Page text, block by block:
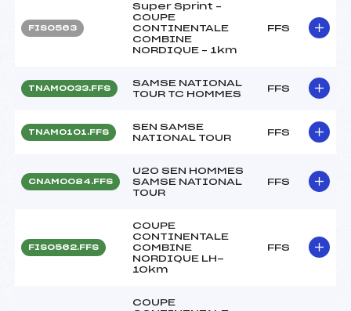
FIS0563
Super Sprint –
COUPE
CONTINENTALE
COMBINE
NORDIQUE – 1km
FFS
TNAM0033.FFS
SAMSE NATIONAL
TOUR TC HOMMES
FFS
TNAM0101.FFS
SEN SAMSE
NATIONAL TOUR
FFS
CNAM0084.FFS
U20 SEN HOMMES
SAMSE NATIONAL
TOUR
FFS
FIS0562.FFS
COUPE
CONTINENTALE
COMBINE
NORDIQUE LH-
10km
FFS
COUPE